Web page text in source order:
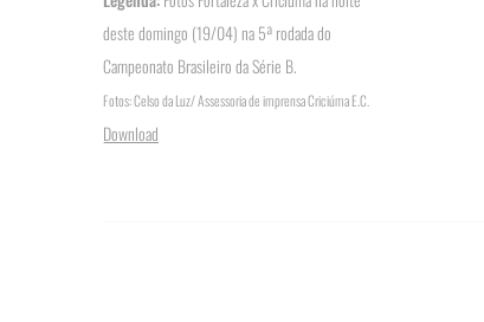
deste domingo (19/04) na 5ª rodada do
Campeonato Brasileiro da Série B.
Fotos: Celso da Luz/ Assessoria de imprensa Criciúma E.C.
Download